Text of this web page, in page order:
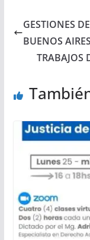
GESTIONES
BUENOS AIRES
TRABAJOS